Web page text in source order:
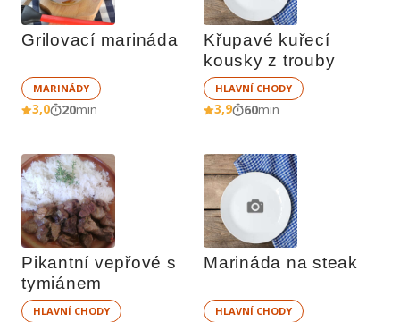
Grilovací marináda
MARINÁDY
3,0 20min
Křupavé kuřecí
kousky z trouby
HLAVNÍ CHODY
3,9 60min
Pikantní vepřové s
tymiánem
HLAVNÍ CHODY
Marináda na steak
HLAVNÍ CHODY